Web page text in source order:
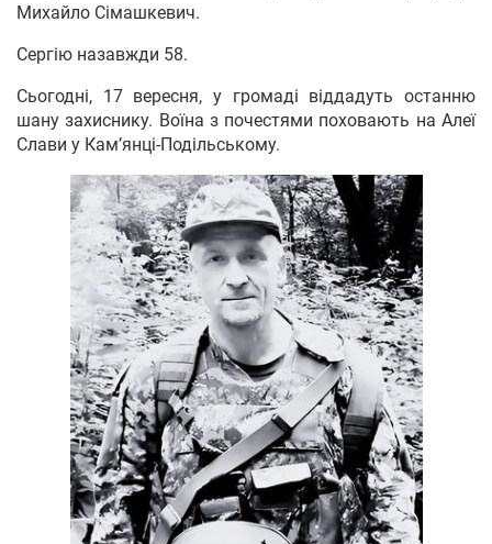
Михайло Сімашкевич.
Сергію назавжди 58.
Сьогодні, 17 вересня, у громаді віддадуть останню
шану захиснику. Воїна з почестями поховають на Алеї
Слави у Кам’янці-Подільському.